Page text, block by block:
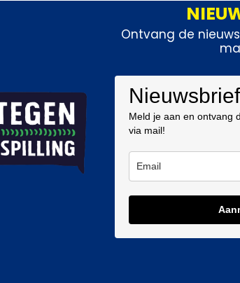
Ontvang de
Nieuwsbrief
Meld je aan en ontvang
via mail!